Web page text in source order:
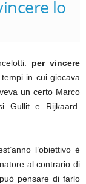
lo
per vincere
tempi in cui giocava
un certo Marco
Gullit e Rijkaard.
l’obiettivo è
al contrario di
pensare di farlo